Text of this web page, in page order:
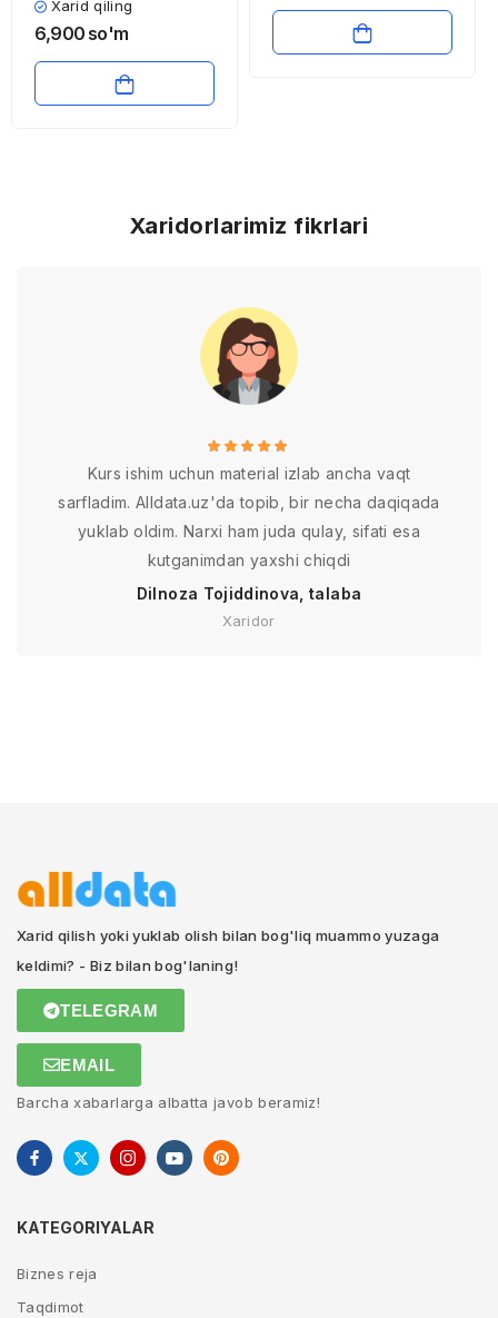
bo’lishi, taraqqiyoti va
yozuv vositalari
Xarid qiling
6,900 so'm
Xaridorlarimiz fikrlari
Kurs ishim uchun material izlab ancha vaqt
sarfladim. Alldata.uz'da topib, bir necha daqiqada
yuklab oldim. Narxi ham juda qulay, sifati esa
kutganimdan yaxshi chiqdi
Dilnoza Tojiddinova, talaba
Xaridor
Xarid qilish yoki yuklab olish bilan bog'liq muammo yuzaga
keldimi? - Biz bilan bog'laning!
TELEGRAM
EMAIL
Barcha xabarlarga albatta javob beramiz!
KATEGORIYALAR
Biznes reja
Taqdimot